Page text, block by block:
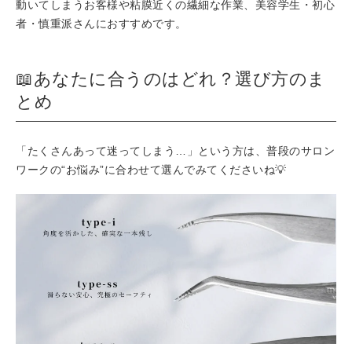
動いてしまうお客様や粘膜近くの繊細な作業、美容学生・初心
者・慎重派さんにおすすめです。
📖あなたに合うのはどれ？選び方のま
とめ
「たくさんあって迷ってしまう…」という方は、普段のサロン
ワークの“お悩み”に合わせて選んでみてくださいね💡